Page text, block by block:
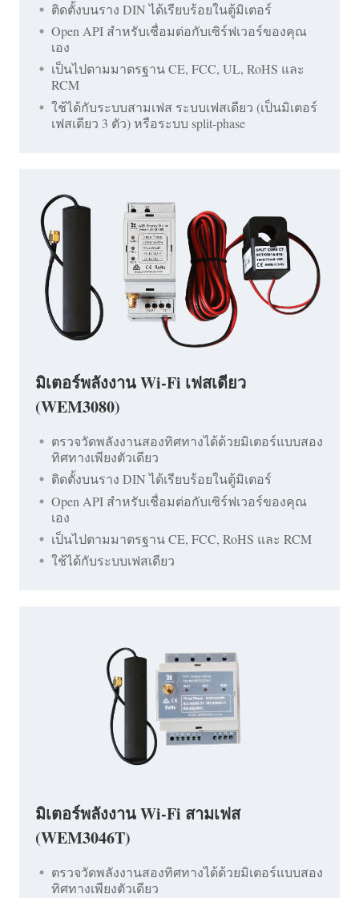
ติดตั้งบนราง DIN ได้เรียบร้อยในตู้มิเตอร์
Open API สำหรับเชื่อมต่อกับเซิร์ฟเวอร์ของคุณ
เอง
เป็นไปตามมาตรฐาน CE, FCC, UL, RoHS และ
RCM
ใช้ได้กับระบบสามเฟส ระบบเฟสเดียว (เป็นมิเตอร์
เฟสเดียว 3 ตัว) หรือระบบ split-phase
มิเตอร์พลังงาน Wi-Fi เฟสเดียว
(WEM3080)
ตรวจวัดพลังงานสองทิศทางได้ด้วยมิเตอร์แบบสอง
ทิศทางเพียงตัวเดียว
ติดตั้งบนราง DIN ได้เรียบร้อยในตู้มิเตอร์
Open API สำหรับเชื่อมต่อกับเซิร์ฟเวอร์ของคุณ
เอง
เป็นไปตามมาตรฐาน CE, FCC, RoHS และ RCM
ใช้ได้กับระบบเฟสเดียว
มิเตอร์พลังงาน Wi-Fi สามเฟส
(WEM3046T)
ตรวจวัดพลังงานสองทิศทางได้ด้วยมิเตอร์แบบสอง
ทิศทางเพียงตัวเดียว